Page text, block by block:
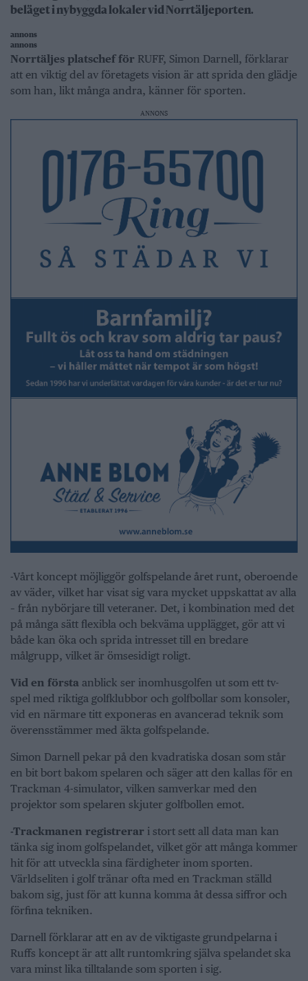
beläget i nybyggda lokaler vid Norrtäljeporten.
annons
annons
Norrtäljes platschef för RUFF, Simon Darnell, förklarar
att en viktig del av företagets vision är att sprida den glädje
som han, likt många andra, känner för sporten.
ANNONS
-Vårt koncept möjliggör golfspelande året runt, oberoende
av väder, vilket har visat sig vara mycket uppskattat av alla
– från nybörjare till veteraner. Det, i kombination med det
på många sätt flexibla och bekväma upplägget, gör att vi
både kan öka och sprida intresset till en bredare
målgrupp, vilket är ömsesidigt roligt.
Vid en första anblick ser inomhusgolfen ut som ett tv-
spel med riktiga golfklubbor och golfbollar som konsoler,
vid en närmare titt exponeras en avancerad teknik som
överensstämmer med äkta golfspelande.
Simon Darnell pekar på den kvadratiska dosan som står
en bit bort bakom spelaren och säger att den kallas för en
Trackman 4-simulator, vilken samverkar med den
projektor som spelaren skjuter golfbollen emot.
-Trackmanen registrerar i stort sett all data man kan
tänka sig inom golfspelandet, vilket gör att många kommer
hit för att utveckla sina färdigheter inom sporten.
Världseliten i golf tränar ofta med en Trackman ställd
bakom sig, just för att kunna komma åt dessa siffror och
förfina tekniken.
Darnell förklarar att en av de viktigaste grundpelarna i
Ruffs koncept är att allt runtomkring själva spelandet ska
vara minst lika tilltalande som sporten i sig.